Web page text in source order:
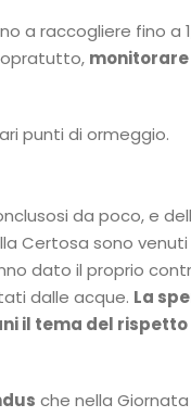
a raccogliere fino a
punti di ormeggio.
da poco, e
Certosa sono venuti
dato il proprio
dalle acque. La
il tema del
che nella